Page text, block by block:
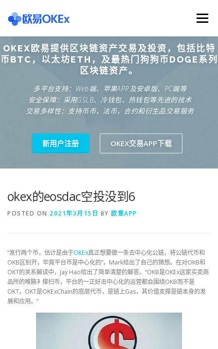
content
Menu
欧意交易所 关于欧意OKX 欧意APP下载
欧意注册网址 欧意交易下载 欧意团队
OKEX欧易提供区块链资产交易及投资，包括比特
币BTC，以太坊ETH，及最热门狗狗币DOGE系列
区块链资产。
·多平台支持：Web端、苹果APP及安卓版、PC端等
·安全保障：采用GSLB、冷钱包、热钱包等先进的技术
·交易多样性：支持币币，法币，合约和衍生品交易服务
新用户注册 OKEX交易APP下载
okex的eosdac空投没到6
POSTED ON 2021年3月15日 BY 欧意APP
“发行两个币，估计是由于OKEx真正想要做一条去中心化公链，将公链代币和
OKB区别开，毕竟平台币是中心化的”，Mark给出了自己的猜想。在对OKB和
OKT的关系解读中，Jay Hao给出了简单清楚的解答。“OKB是OKEx这家买卖商
品所的唯腋衤撑扫币，平台的一正好击中心化的运营都会围绕OKB而不是
OKT。OKT是OKExChain的底层代币，是链上Gas，其价值支撑是链本身的发
展和应用。”